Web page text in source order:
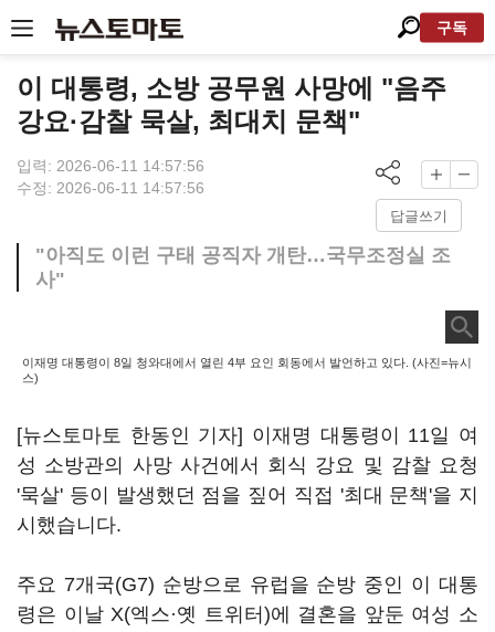
구독
이 대통령, 소방 공무원 사망에 "음주
강요·감찰 묵살, 최대치 문책"
입력: 2026-06-11 14:57:56
수정: 2026-06-11 14:57:56
답글쓰기
"아직도 이런 구태 공직자 개탄…국무조정실 조
사"
이재명 대통령이 8일 청와대에서 열린 4부 요인 회동에서 발언하고 있다. (사진=뉴시
스)
[뉴스토마토 한동인 기자] 이재명 대통령이 11일 여
성 소방관의 사망 사건에서 회식 강요 및 감찰 요청
'묵살' 등이 발생했던 점을 짚어 직접 '최대 문책'을 지
시했습니다.
주요 7개국(G7) 순방으로 유럽을 순방 중인 이 대통
령은 이날 X(엑스·옛 트위터)에 결혼을 앞둔 여성 소